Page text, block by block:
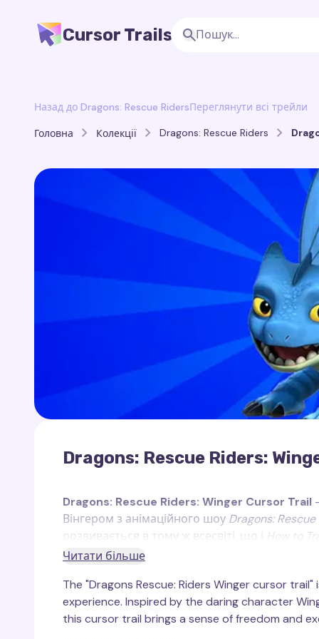
Cursor Trails
Назад до Dragons: Rescue RidersПереглянути всі трейли
Головна Колекції Dragons: Rescue Riders
Dragons: Rescue Riders:
Dragons: Rescue Riders: Winger Cursor Trail
Вінгером з анімаційного шоу Dragons:
розвивається в тому ж всесвіті, що і How to
молодих драконів і їхніх друзів-лідерів,
Вінгер — це один з головних персонажів
серед своїх друзів. Він має сильні крила,
відданий своїй команді. Вінгер відомий
Читати більше
The "Dragons Rescue: Riders Winger cursor
experience. Inspired by the daring character
this cursor trail brings a sense of freedom and